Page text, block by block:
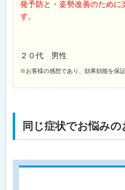
発予防と・姿勢改善のために
す。
２０代 男性
※お客様の感想であり、効果効能を保
同じ症状でお悩み